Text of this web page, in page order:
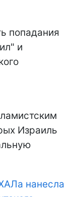
попадания
и
Израиль
нанесла